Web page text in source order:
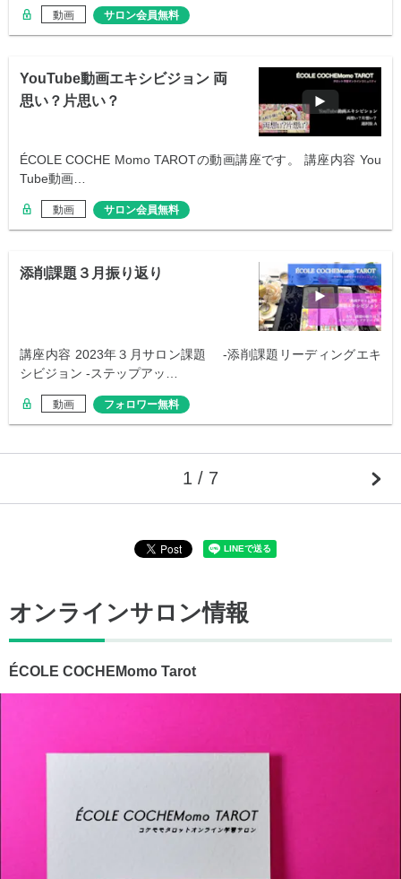
動画 サロン会員無料
YouTube動画エキシビジョン 両
思い？片思い？
ÉCOLE COCHE Momo TAROTの動画講座です。 講座内容 You
Tube動画…
動画 サロン会員無料
添削課題３月振り返り
講座内容 2023年３月サロン課題 -添削課題リーディングエキ
シビジョン -ステップアッ…
動画 フォロワー無料
1 / 7
オンラインサロン情報
ÉCOLE COCHEMomo Tarot